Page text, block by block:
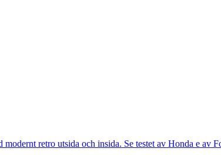
retro utsida och insida. Se testet av Honda e av